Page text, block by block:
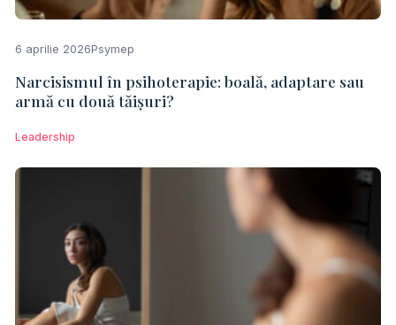
6 aprilie 2026Psymep
Narcisismul în psihoterapie: boală, adaptare sau
armă cu două tăișuri?
Leadership